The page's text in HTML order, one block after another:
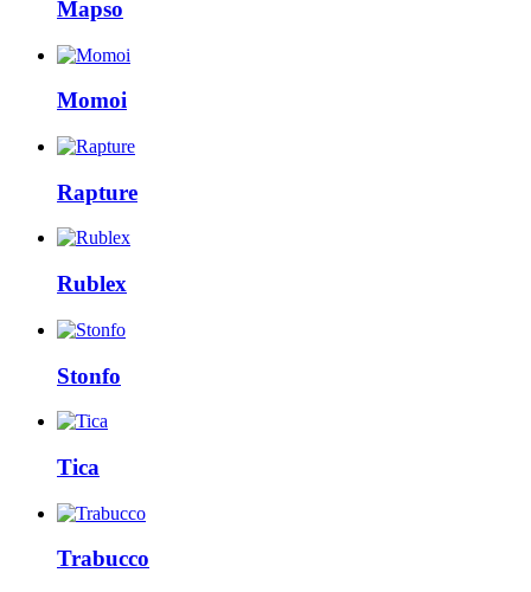
Mapso
Momoi
Rapture
Rublex
Stonfo
Tica
Trabucco